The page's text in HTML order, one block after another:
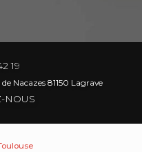
19
Nacazes 81150 Lagrave
NOUS